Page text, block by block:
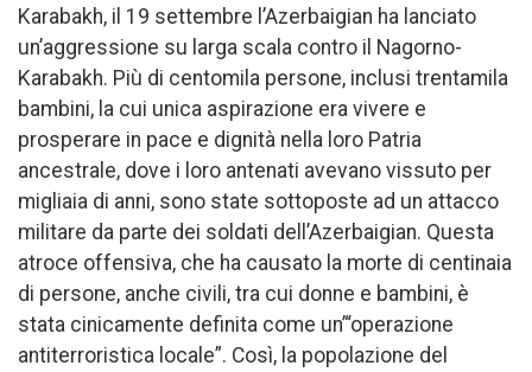
Karabakh, il 19 settembre l’Azerbaigian ha lanciato
un’aggressione su larga scala contro il Nagorno-
Karabakh. Più di centomila persone, inclusi trentamila
bambini, la cui unica aspirazione era vivere e
prosperare in pace e dignità nella loro Patria
ancestrale, dove i loro antenati avevano vissuto per
migliaia di anni, sono state sottoposte ad un attacco
militare da parte dei soldati dell’Azerbaigian. Questa
atroce offensiva, che ha causato la morte di centinaia
di persone, anche civili, tra cui donne e bambini, è
stata cinicamente definita come un’“operazione
antiterroristica locale”. Così, la popolazione del